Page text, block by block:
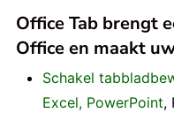
Office Tab brengt
Office en maakt
Schakel
Excel, PowerPoint,